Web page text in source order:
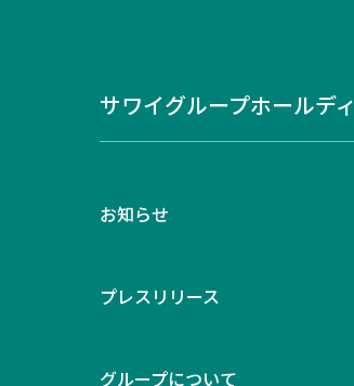
サワイグループホールデ
お知らせ
プレスリリース
グループについて